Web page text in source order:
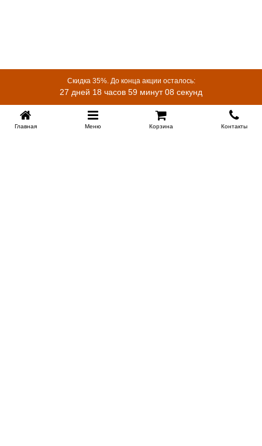
Главная Меню Корзина Контакты
Скидка 35%. До конца акции осталось:
27 дней 18 часов 59 минут 07 секунд